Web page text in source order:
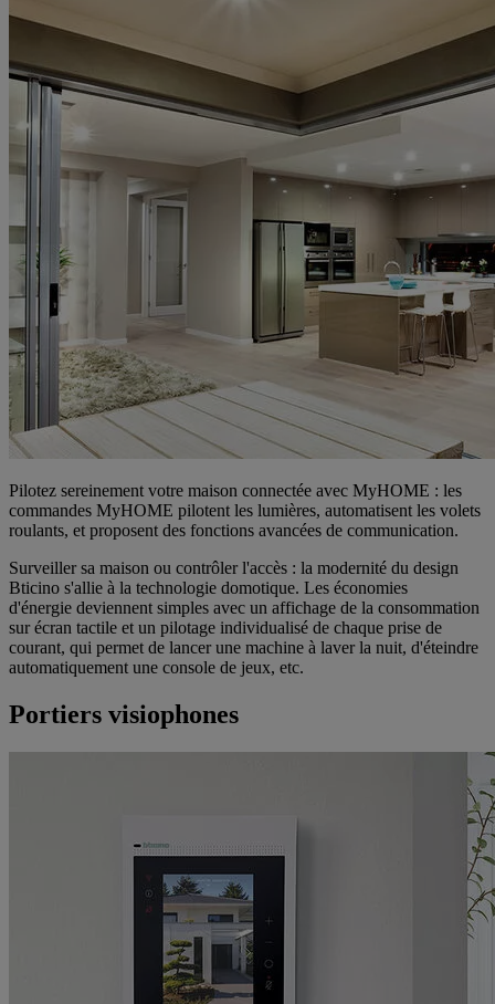
Pilotez sereinement votre maison connectée avec MyHOME : les
commandes MyHOME pilotent les lumières, automatisent les volets
roulants, et proposent des fonctions avancées de communication.
Surveiller sa maison ou contrôler l'accès : la modernité du design
Bticino s'allie à la technologie domotique. Les économies
d'énergie deviennent simples avec un affichage de la consommation
sur écran tactile et un pilotage individualisé de chaque prise de
courant, qui permet de lancer une machine à laver la nuit, d'éteindre
automatiquement une console de jeux, etc.
Portiers visiophones